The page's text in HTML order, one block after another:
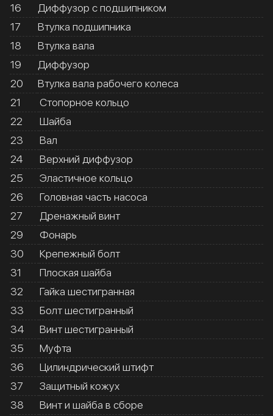
16
Диффузор с подшипником
17
Втулка подшипника
18
Втулка вала
19
Диффузор
20
Втулка вала рабочего колеса
21
Стопорное кольцо
22
Шайба
23
Вал
24
Верхний диффузор
25
Эластичное кольцо
26
Головная часть насоса
27
Дренажный винт
29
Фонарь
30
Крепежный болт
31
Плоская шайба
32
Гайка шестигранная
33
Болт шестигранный
34
Винт шестигранный
35
Муфта
36
Цилиндрический штифт
37
Защитный кожух
38
Винт и шайба в сборе